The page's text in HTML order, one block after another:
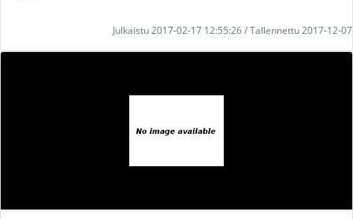
Julkaistu 2017-02-17 12:55:26 / Tallennettu 2017-12-07